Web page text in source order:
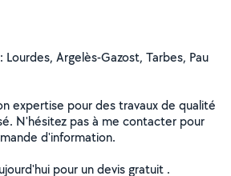
Argelès-Gazost, Tarbes, Pau
expertise pour des travaux de qualité
N'hésitez pas à me contacter pour
d'information.
pour un devis gratuit .